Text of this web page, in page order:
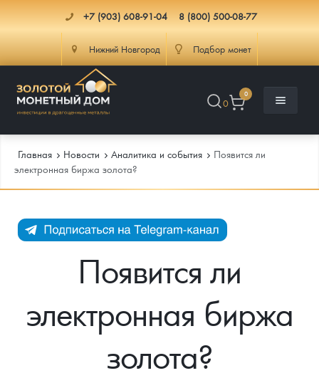
+7 (903) 608-91-04 8 (800) 500-08-77
Нижний Новгород Подбор монет
0
0
Каталог Монет
Инвестиционные монеты
Монеты Царской России
Монеты стран мира после 1950г
Инфо
Главная Новости Аналитика и события
Появится ли
электронная биржа золота?
Появится ли
электронная биржа
золота?